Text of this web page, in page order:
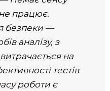
працює.
безпеки —
аналізу, з
на
тестів
роботи є